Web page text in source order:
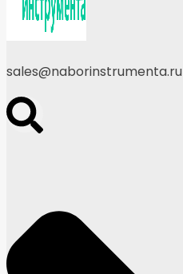
sales@naborinstrumenta.ru